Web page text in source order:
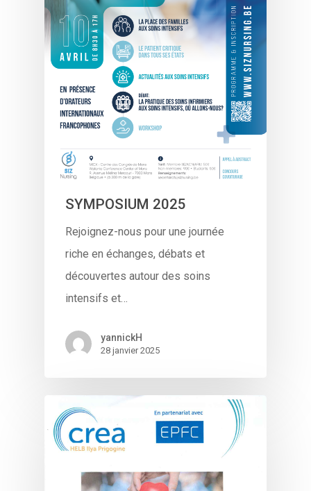
SYMPOSIUM 2025
Rejoignez-nous pour une journée
riche en échanges, débats et
découvertes autour des soins
intensifs et…
yannickH
28 janvier 2025